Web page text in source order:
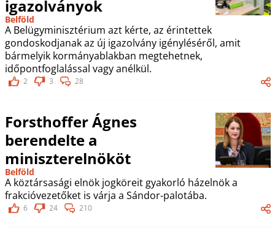
igazolványok
Belföld
A Belügyminisztérium azt kérte, az érintettek
gondoskodjanak az új igazolvány igényléséről, amit
bármelyik kormányablakban megtehetnek,
időpontfoglalással vagy anélkül.
2 3 28
Forsthoffer Ágnes
berendelte a
miniszterelnököt
Belföld
A köztársasági elnök jogköreit gyakorló házelnök a
frakcióvezetőket is várja a Sándor-palotába.
6 24 210